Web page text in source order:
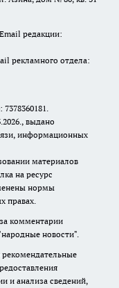
редакции:
рекламного отдела:
выдано
информационных
материалов
на ресурс
нормы
правах.
комментарии
новости".
и анализа сведений,